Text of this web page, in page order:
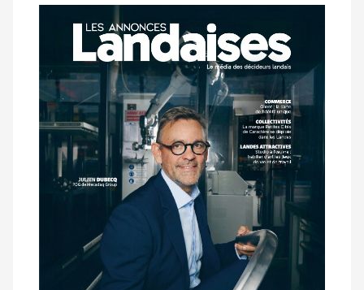
aux
abonnés
Notre
dernier
magazine